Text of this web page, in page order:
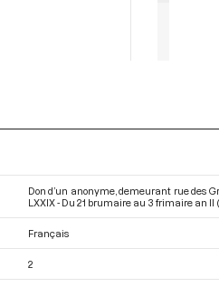
Don d’un anonyme, demeurant rue des
LXXIX - Du 21 brumaire au 3 frimaire an II
Français
2